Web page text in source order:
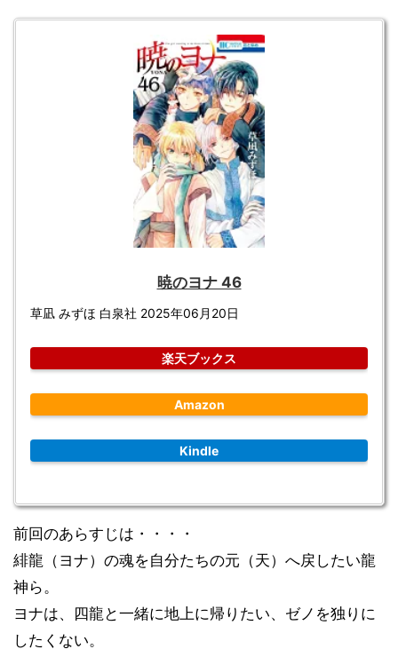
暁のヨナ 46
草凪 みずほ 白泉社 2025年06月20日
楽天ブックス
Amazon
Kindle
前回のあらすじは・・・・
緋龍（ヨナ）の魂を自分たちの元（天）へ戻したい龍
神ら。
ヨナは、四龍と一緒に地上に帰りたい、 ゼノを独りに
したくない。